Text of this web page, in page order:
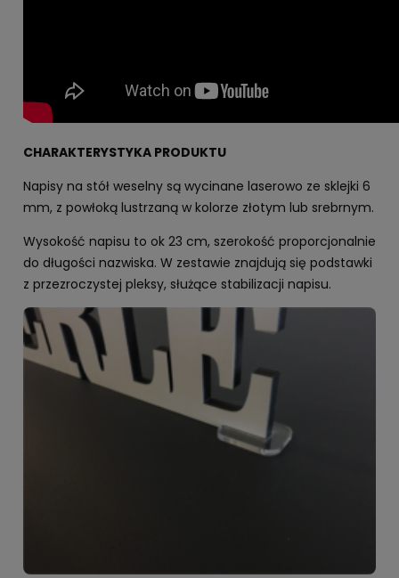
CHARAKTERYSTYKA PRODUKTU
Napisy na stół weselny są wycinane laserowo ze sklejki 6
mm, z powłoką lustrzaną w kolorze złotym lub srebrnym.
Wysokość napisu to ok 23 cm, szerokość proporcjonalnie
do długości nazwiska. W zestawie znajdują się podstawki
z przezroczystej pleksy, służące stabilizacji napisu.